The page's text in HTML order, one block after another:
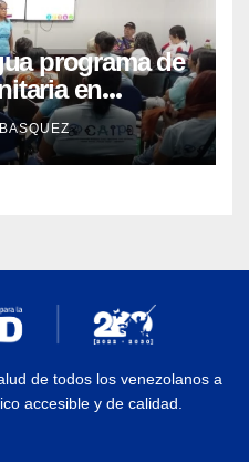
programa de
en
con
de todos los venezolanos a
accesible y de calidad.